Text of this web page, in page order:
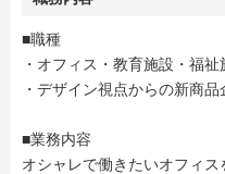
■職種
・オフィス・教育施設・福祉
・デザイン視点からの新商
■業務内容
オシャレで働きたいオフィ